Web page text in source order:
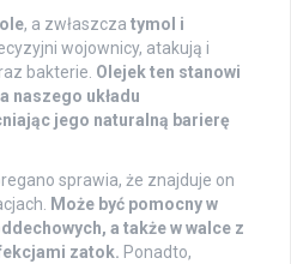
, a zwłaszcza tymol i
wojownicy, atakują i
bakterie. Olejek ten stanowi
naszego układu
jego naturalną barierę
sprawia, że znajduje on
Może być pomocny w
a także w walce z
zatok. Ponadto,